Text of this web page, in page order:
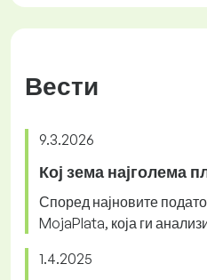
Вести
9.3.2026
Кој зема најголема
Според најновите
MojaPlata, која ги
1.4.2025